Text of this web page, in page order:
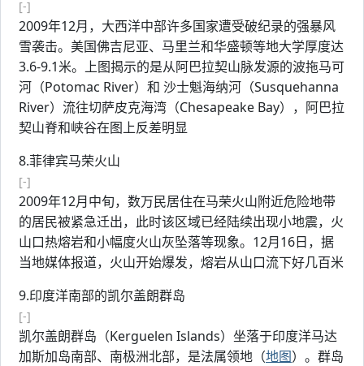
[-]
2009年12月，大西洋中部许多国家遭受破纪录的强暴风
雪袭击。美国佛吉尼亚、马里兰和华盛顿等地大学厚度达
3.6-9.1米。上图揭示的是从阿巴拉契山脉发源的波拖马可
河（Potomac River）和 沙士魁海纳河（Susquehanna
River）流往切萨皮克海湾（Chesapeake Bay），阿巴拉
契山脊和峡谷在图上反差明显
8.菲律宾马荣火山
[-]
2009年12月中旬，数万民居住在马荣火山附近危险地带
的居民被紧急迁出，此时该区域已经陆续出现小地震，火
山口热熔岩和小幅度火山灰坠落等现象。12月16日，据
当地媒体报道，火山开始爆发，熔岩从山口流下好几百米
9.印度洋南部的凯尔盖朗群岛
[-]
凯尔盖朗群岛（Kerguelen Islands）坐落于印度洋马达
加斯加岛南部、南极洲北部，是法属领地（地图）。群岛